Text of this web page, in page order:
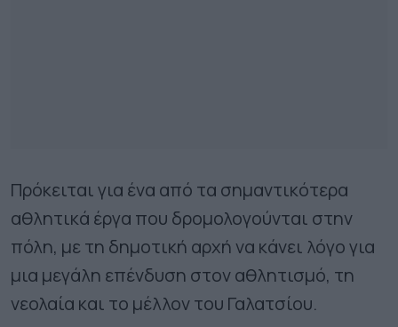
Πρόκειται για ένα από τα σημαντικότερα
αθλητικά έργα που δρομολογούνται στην
πόλη, με τη δημοτική αρχή να κάνει λόγο για
μια μεγάλη επένδυση στον αθλητισμό, τη
νεολαία και το μέλλον του Γαλατσίου.